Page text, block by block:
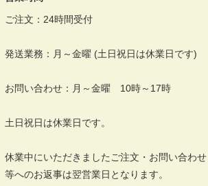
ご注文：24時間受付
発送業務：月～金曜 (土日祝日は休業日です)
お問い合わせ：月～金曜 10時～17時
土日祝日は休業日です。
休業中にいただきましたご注文・お問い合わせ
等へのお返事は翌営業日となります。